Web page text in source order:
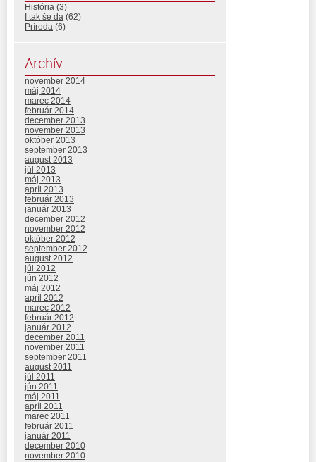
História (3)
I tak še da (62)
Príroda (6)
Archív
november 2014
máj 2014
marec 2014
február 2014
december 2013
november 2013
október 2013
september 2013
august 2013
júl 2013
máj 2013
apríl 2013
február 2013
január 2013
december 2012
november 2012
október 2012
september 2012
august 2012
júl 2012
jún 2012
máj 2012
apríl 2012
marec 2012
február 2012
január 2012
december 2011
november 2011
september 2011
august 2011
júl 2011
jún 2011
máj 2011
apríl 2011
marec 2011
február 2011
január 2011
december 2010
november 2010